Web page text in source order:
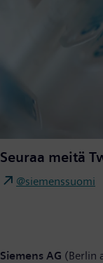
Seuraa meitä
@siemenssuomi
Siemens AG (Berlin